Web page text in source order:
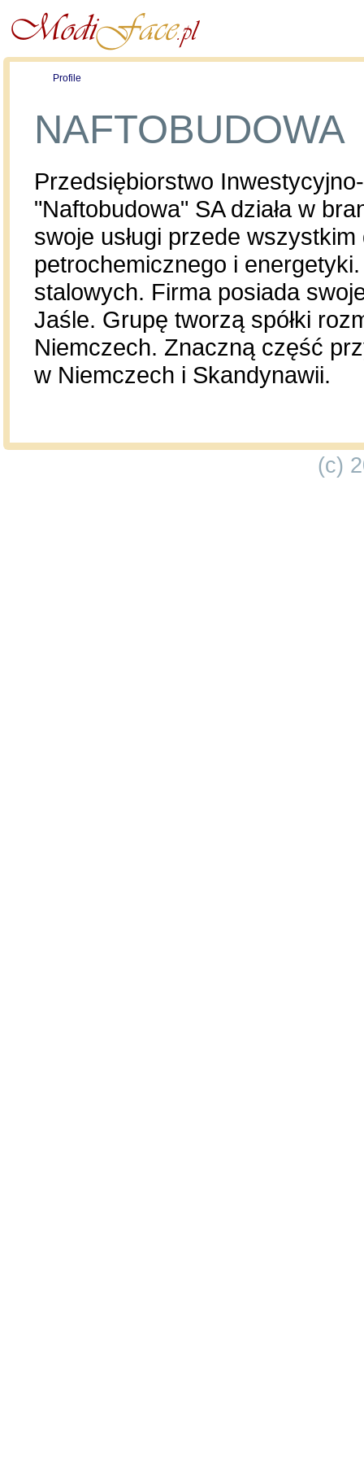
Profile
NAFTOBUDOWA
Przedsiębiorstwo
"Naftobudowa" SA działa w
swoje usługi przede
petrochemicznego i
stalowych. Firma posiada
Jaśle. Grupę tworzą spółki
Niemczech. Znaczną część
w Niemczech i Skandynawii.
(c)